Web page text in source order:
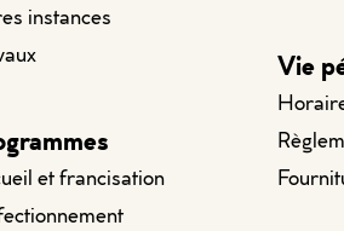
instances
et francisation
Vie